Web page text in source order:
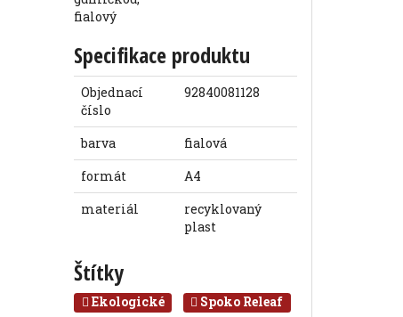
Specifikace produktu
Objednací
číslo
92840081128
barva
fialová
formát
A4
materiál
recyklovaný
plast
Štítky
Ekologické Spoko Releaf